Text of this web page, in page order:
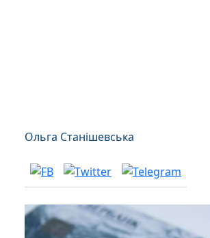
Ольга Станішевська